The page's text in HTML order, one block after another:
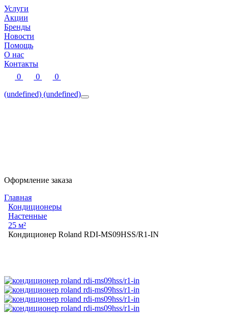
Услуги
Акции
Бренды
Новости
Помощь
О нас
Контакты
0
0
0
(undefined) (undefined)
Оформление заказа
Главная
Кондиционеры
Настенные
25 м²
Кондиционер Roland RDI-MS09HSS/R1-IN